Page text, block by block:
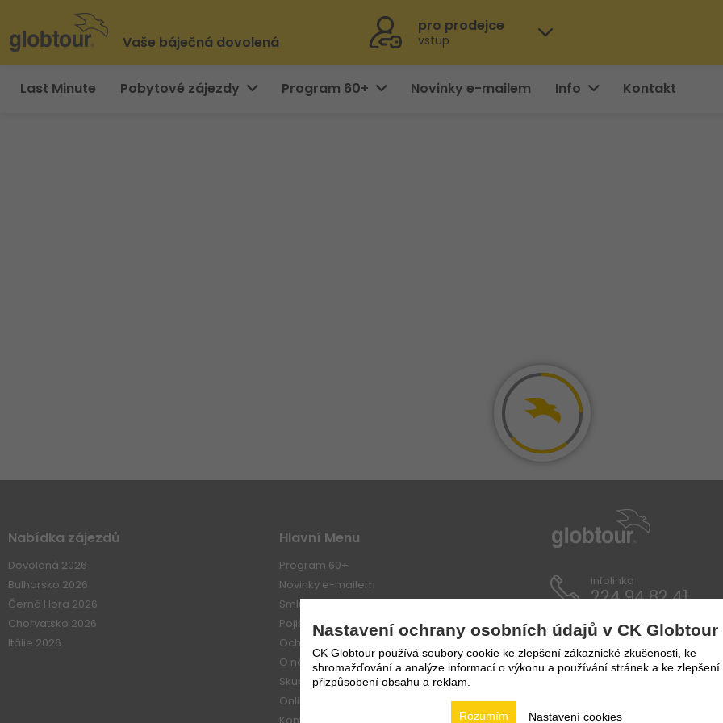
Vaše báječná dovolená
pro prodejce
vstup
Last Minute Pobytové zájezdy Program 60+ Novinky e-mailem Info Kontakt
Nabídka zájezdů
Dovolená 2026
Bulharsko 2026
Černá Hora 2026
Chorvatsko 2026
Itálie 2026
Hlavní Menu
Program 60+
Novinky e-mailem
Smluvní vztahy
Pojištení
Ochrana osobních údajů
O nás
Skupiny
Online platba
infolinka
224 94 82 41
Nastavení ochrany osobních údajů v CK Globtour
CK Globtour používá soubory cookie ke zlepšení zákaznické zkušenosti, ke
shromažďování a analýze informací o výkonu a používání stránek a ke zlepšení
přizpůsobení obsahu a reklam.
Nastavení cookies
Rozumím